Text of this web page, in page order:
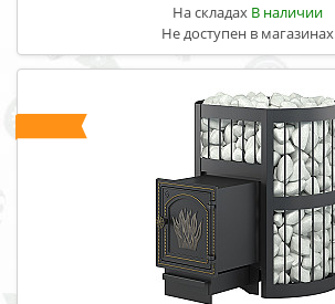
На складах В наличии
Не доступен в магазинах